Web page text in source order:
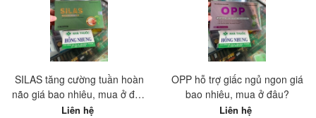
SILAS tăng cường tuần hoàn
não giá bao nhiêu, mua ở đâu
tốt nhất?
Liên hệ
OPP hỗ trợ giấc ngủ ngon giá
bao nhiêu, mua ở đâu?
Liên hệ